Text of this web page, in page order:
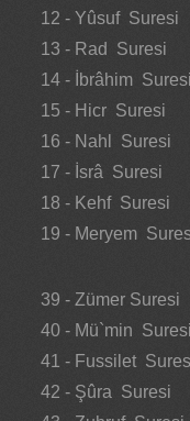
12 - Yûsuf Suresi
13 - Rad Suresi
14 - İbrâhim Suresi
15 - Hicr Suresi
16 - Nahl Suresi
17 - İsrâ Suresi
18 - Kehf Suresi
19 - Meryem
39 - Zümer Suresi
40 - Mü`min Suresi
41 - Fussilet
42 - Şûra Suresi